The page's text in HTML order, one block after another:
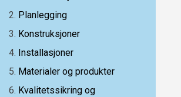
2. Planlegging
3. Konstruksjoner
4. Installasjoner
5. Materialer og produkter
6. Kvalitetssikring og